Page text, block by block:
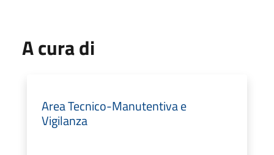
A cura di
Area Tecnico-Manutentiva e
Vigilanza